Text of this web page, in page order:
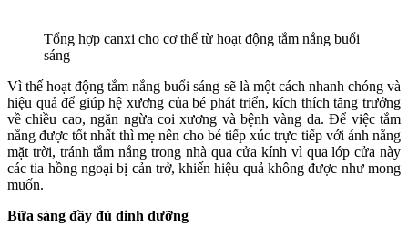
Tổng hợp canxi cho cơ thể từ hoạt động tắm nắng buổi
sáng
Vì thế hoạt động tắm nắng buổi sáng sẽ là một cách nhanh chóng và
hiệu quả để giúp hệ xương của bé phát triển, kích thích tăng trưởng
về chiều cao, ngăn ngừa coi xương và bệnh vàng da. Để việc tắm
nắng được tốt nhất thì mẹ nên cho bé tiếp xúc trực tiếp với ánh nắng
mặt trời, tránh tắm nắng trong nhà qua cửa kính vì qua lớp cửa này
các tia hồng ngoại bị cản trở, khiến hiệu quả không được như mong
muốn.
Bữa sáng đầy đủ dinh dưỡng